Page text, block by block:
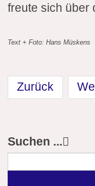
freute sich über
Text + Foto: Hans Müskens
Zurück
Suchen ...